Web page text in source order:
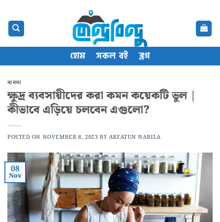
content
হোম সকল বই ব্লগ
ব্যবসা
ক্ষুদ্র ব্যবসায়ীদের করা কমন কয়েকটি ভুল |
কীভাবে এড়িয়ে চলবেন এগুলো?
POSTED ON NOVEMBER 8, 2023 BY ARFATUN NABILA
08
Nov